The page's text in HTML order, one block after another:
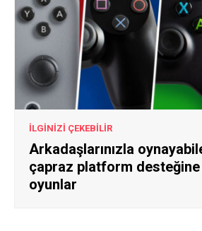
İLGİNİZİ ÇEKEBİLİR
Arkadaşlarınızla
çapraz platform
oyunlar